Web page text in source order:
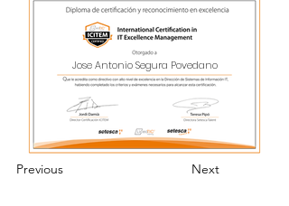
Jose Antonio Segura Povedano
Previous Next